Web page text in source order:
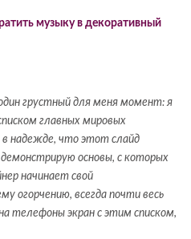
музыку в декоративный
грустный для меня момент: я
главных мировых
в надежде, что этот слайд
основы, с которых
начинает свой
огорчению, всегда почти весь
телефоны экран с этим списком,